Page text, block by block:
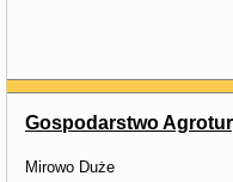
Gospodarstwo
Mirowo Duże